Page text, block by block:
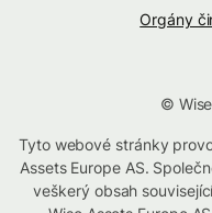
Orgány
©
Tyto webové stránky
Assets Europe AS.
veškerý obsah